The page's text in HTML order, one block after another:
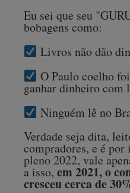
Eu sei que seu
bobagens como:
Livros não dão
O Paulo coelho
ganhar dinheiro com
Ninguém lê no
Verdade seja dita,
compradores, e é por
pleno 2022, vale
a isso, em 2021, o
cresceu cerca de